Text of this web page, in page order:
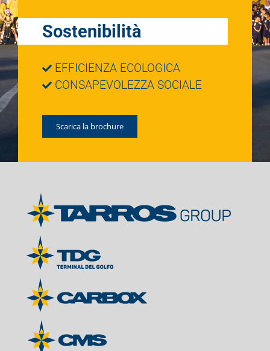
Sostenibilità
EFFICIENZA ECOLOGICA
CONSAPEVOLEZZA SOCIALE
Scarica la brochure